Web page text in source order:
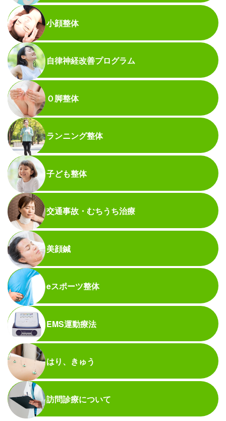
小顔整体
自律神経改善プログラム
Ｏ脚整体
ランニング整体
子ども整体
交通事故・むちうち治療
美顔鍼
eスポーツ整体
EMS運動療法
はり、きゅう
訪問診療について